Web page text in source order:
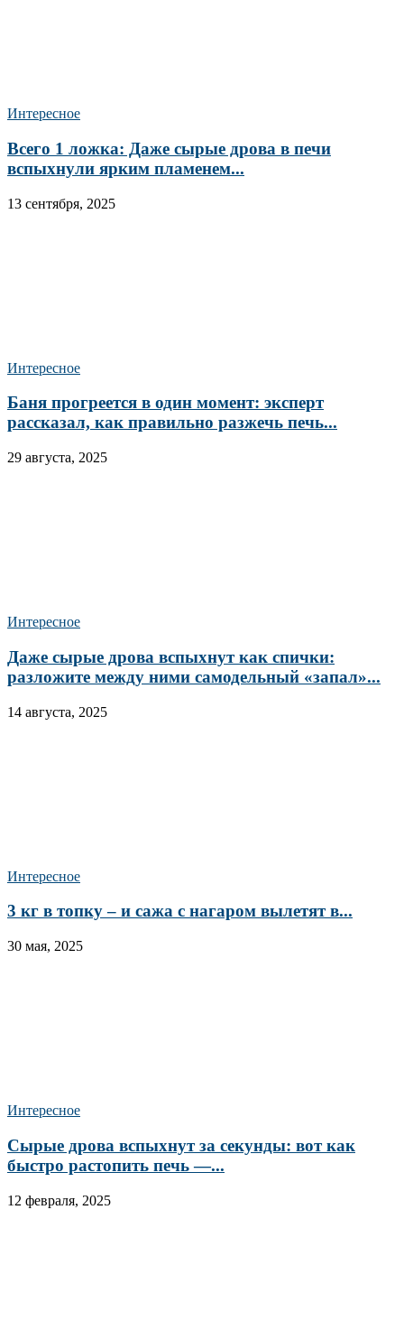
Интересное
Всего 1 ложка: Даже сырые дрова в печи
вспыхнули ярким пламенем...
13 сентября, 2025
Интересное
Баня прогреется в один момент: эксперт
рассказал, как правильно разжечь печь...
29 августа, 2025
Интересное
Даже сырые дрова вспыхнут как спички:
разложите между ними самодельный «запал»...
14 августа, 2025
Интересное
3 кг в топку – и сажа с нагаром вылетят в...
30 мая, 2025
Интересное
Сырые дрова вспыхнут за секунды: вот как
быстро растопить печь —...
12 февраля, 2025